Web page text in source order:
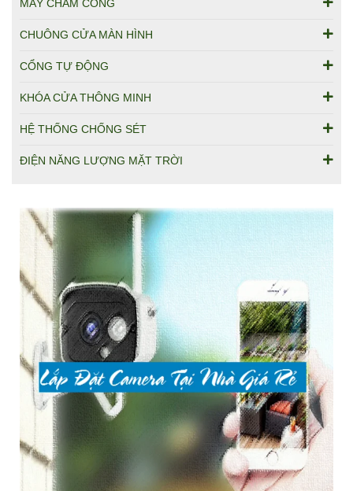
MÁY CHẤM CÔNG
CHUÔNG CỬA MÀN HÌNH
CỔNG TỰ ĐỘNG
KHÓA CỬA THÔNG MINH
HỆ THỐNG CHỐNG SÉT
ĐIỆN NĂNG LƯỢNG MẶT TRỜI